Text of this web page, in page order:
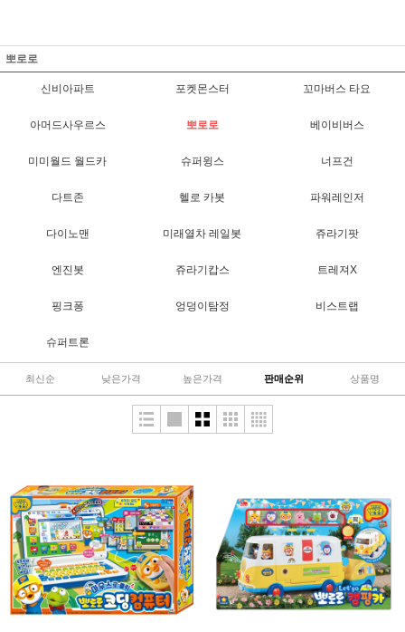
뽀로로
신비아파트 포켓몬스터 꼬마버스 타요
아머드사우르스 뽀로로 베이비버스
미미월드 월드카 슈퍼윙스 너프건
다트존 헬로 카봇 파워레인저
다이노맨 미래열차 레일봇 쥬라기팟
엔진봇 쥬라기캅스 트레져X
핑크퐁 엉덩이탐정 비스트랩
슈퍼트론
최신순 낮은가격 높은가격 판매순위 상품명